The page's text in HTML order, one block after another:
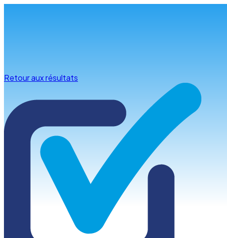
Retour aux résultats